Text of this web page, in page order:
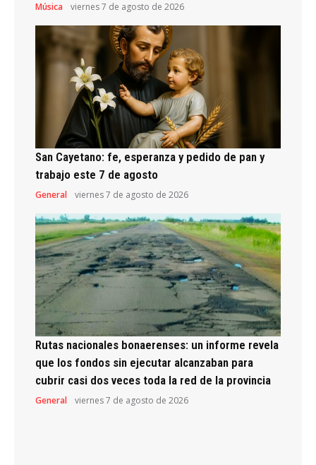
Música viernes 7 de agosto de 2026
San Cayetano: fe, esperanza y pedido de pan y
trabajo este 7 de agosto
General viernes 7 de agosto de 2026
Rutas nacionales bonaerenses: un informe revela
que los fondos sin ejecutar alcanzaban para
cubrir casi dos veces toda la red de la provincia
General viernes 7 de agosto de 2026